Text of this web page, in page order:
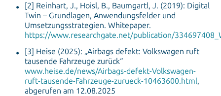
[2] Reinhart, J., Hoisl, B., Baumgartl, J. (2019): Digital
Twin – Grundlagen, Anwendungsfelder und
Umsetzungsstrategien. Whitepaper.
https://www.researchgate.net/publication/
[3] Heise (2025): „Airbags defekt: Volkswagen ruft
tausende Fahrzeuge zurück“
www.heise.de/news/Airbags-defekt-Volkswagen-
ruft-tausende-Fahrzeuge-zurueck-10463600.html,
abgerufen am 12.08.2025